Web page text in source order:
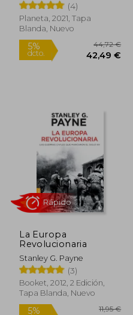
5%
dcto.
21,90 €
20,81 €
(4)
Planeta, 2021, Tapa
Blanda, Nuevo
La Europa
Revolucionaria
Stanley G. Payne
(3)
Booket, 2012, 2 Edición,
Tapa Blanda, Nuevo